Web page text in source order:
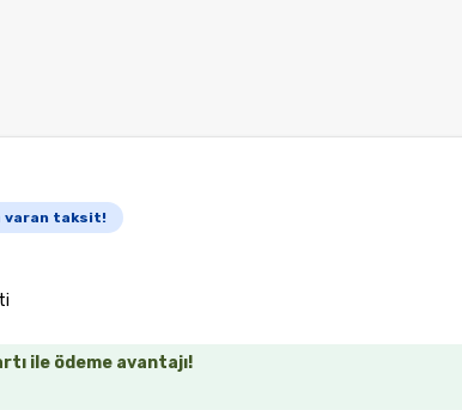
varan taksit!
ile ödeme avantajı!